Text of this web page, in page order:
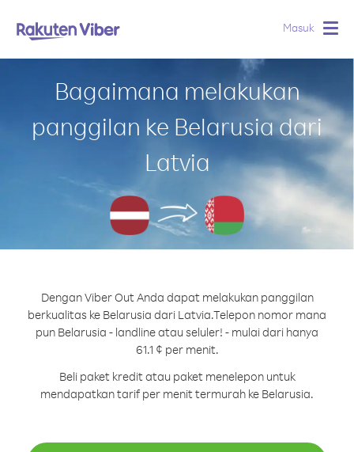
Masuk
Bagaimana melakukan
panggilan ke Belarusia dari
Latvia
Dengan Viber Out Anda dapat melakukan panggilan
berkualitas ke Belarusia dari Latvia.Telepon nomor mana
pun Belarusia - landline atau seluler! - mulai dari hanya
61.1 ¢ per menit.
Beli paket kredit atau paket menelepon untuk
mendapatkan tarif per menit termurah ke Belarusia.